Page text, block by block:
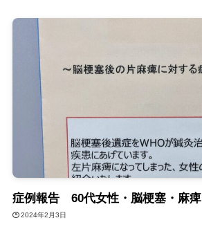
症例報告 60代女性・脳梗塞・麻痺
2024年2月3日